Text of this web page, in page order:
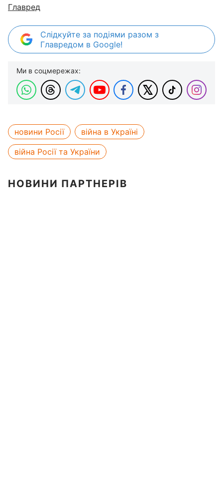
Главред
Слідкуйте за подіями разом з
Главредом в Google!
Ми в соцмережах:
новини Росії
війна в Україні
війна Росії та України
НОВИНИ ПАРТНЕРІВ